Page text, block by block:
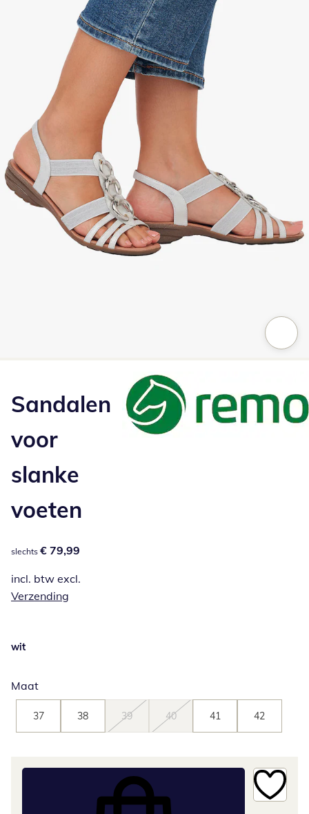
Sandalen
voor
slanke
voeten
€ 79,99
slechts € 79,99
incl. btw excl.
Verzending
wit
Maat
37 38 39 40 41 42